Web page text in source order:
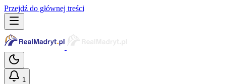
Przejdź do głównej treści
1